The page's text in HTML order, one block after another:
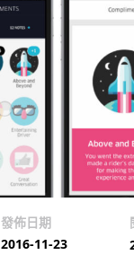
發佈日期
2016-11-23